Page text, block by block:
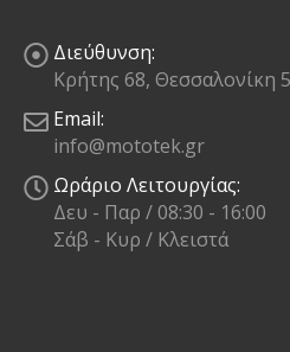
Διεύθυνση:
Κρήτης 68, Θεσσαλονίκη
Email:
info@mototek.gr
Ωράριο Λειτουργίας:
Δευ - Παρ / 08:30 - 16:00
Σάβ - Κυρ / Κλειστά